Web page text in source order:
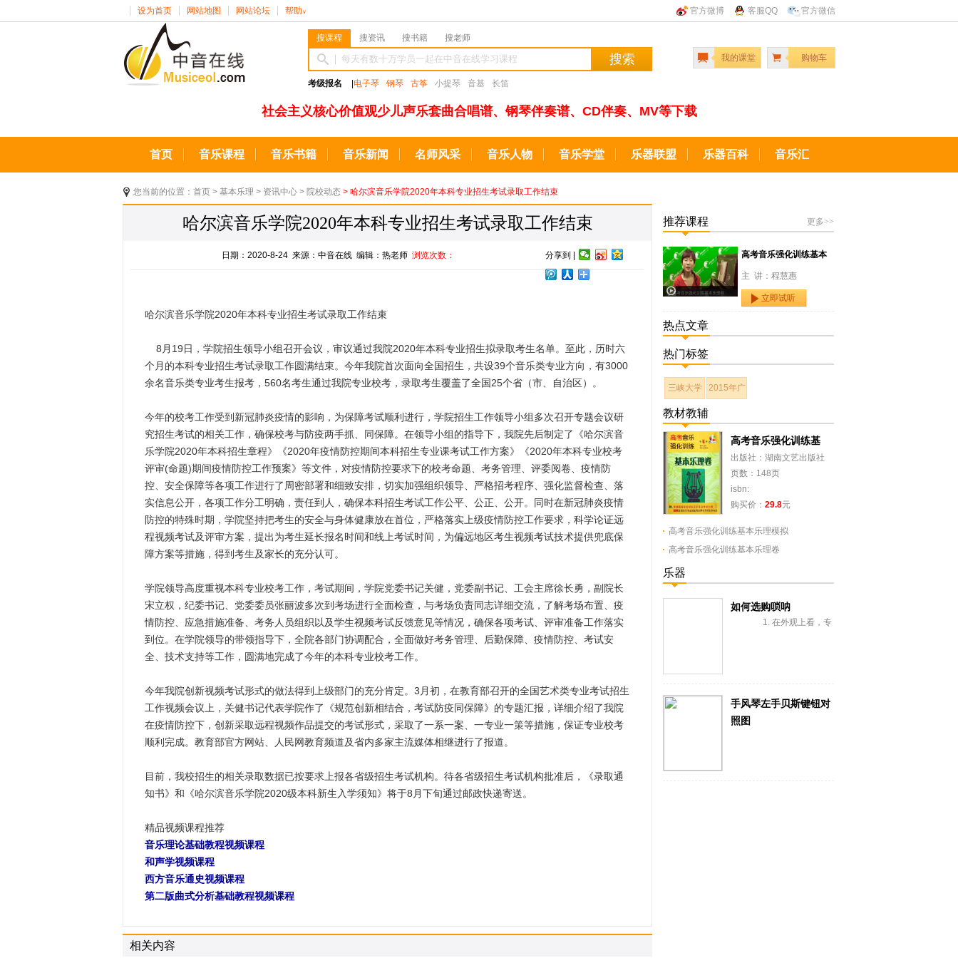
官方微博 客服QQ 官方微信
设为首页 网站地图 网站论坛 帮助 ∨
搜课程 搜资讯 搜书籍 搜老师
搜索
考级报名 电子琴 钢琴 古筝 小提琴 音基 长笛
我的课堂 购物车
社会主义核心价值观少儿声乐套曲合唱谱、钢琴伴奏谱、CD伴奏、MV等下载
首页 音乐课程 音乐书籍 音乐新闻 名师风采 音乐人物 音乐学堂 乐器联盟 乐器百科 音乐汇
您当前的位置： 首页 > 基本乐理 > 资讯中心 > 院校动态 > 哈尔滨音乐学院2020年本科专业招生考试录取工作结束
哈尔滨音乐学院2020年本科专业招生考试录取工作结束
分享到 |
日期：2020-8-24 来源：中音在线 编辑：热老师 浏览次数：
哈尔滨音乐学院2020年本科专业招生考试录取工作结束
8月19日，学院招生领导小组召开会议，审议通过我院2020年本科专业招生拟录取考生名单。至此，历时六
个月的本科专业招生考试录取工作圆满结束。今年我院首次面向全国招生，共设39个音乐类专业方向，有3000
余名音乐类专业考生报考，560名考生通过我院专业校考，录取考生覆盖了全国25个省（市、自治区）。
今年的校考工作受到新冠肺炎疫情的影响，为保障考试顺利进行，学院招生工作领导小组多次召开专题会议研
究招生考试的相关工作，确保校考与防疫两手抓、同保障。在领导小组的指导下，我院先后制定了《哈尔滨音
乐学院2020年本科招生章程》《2020年疫情防控期间本科招生专业课考试工作方案》《2020年本科专业校考
评审(命题)期间疫情防控工作预案》等文件，对疫情防控要求下的校考命题、考务管理、评委阅卷、疫情防
控、安全保障等各项工作进行了周密部署和细致安排，切实加强组织领导、严格招考程序、强化监督检查、落
实信息公开，各项工作分工明确，责任到人，确保本科招生考试工作公平、公正、公开。同时在新冠肺炎疫情
防控的特殊时期，学院坚持把考生的安全与身体健康放在首位，严格落实上级疫情防控工作要求，科学论证远
程视频考试及评审方案，提出为考生延长报名时间和线上考试时间，为偏远地区考生视频考试技术提供兜底保
障方案等措施，得到考生及家长的充分认可。
学院领导高度重视本科专业校考工作，考试期间，学院党委书记关健，党委副书记、工会主席徐长勇，副院长
宋立权，纪委书记、党委委员张丽波多次到考场进行全面检查，与考场负责同志详细交流，了解考场布置、疫
情防控、应急措施准备、考务人员组织以及学生视频考试反馈意见等情况，确保各项考试、评审准备工作落实
到位。在学院领导的带领指导下，全院各部门协调配合，全面做好考务管理、后勤保障、疫情防控、考试安
全、技术支持等工作，圆满地完成了今年的本科专业校考工作。
今年我院创新视频考试形式的做法得到上级部门的充分肯定。3月初，在教育部召开的全国艺术类专业考试招生
工作视频会议上，关健书记代表学院作了《规范创新相结合，考试防疫同保障》的专题汇报，详细介绍了我院
在疫情防控下，创新采取远程视频作品提交的考试形式，采取了一系一案、一专业一策等措施，保证专业校考
顺利完成。教育部官方网站、人民网教育频道及省内多家主流媒体相继进行了报道。
目前，我校招生的相关录取数据已按要求上报各省级招生考试机构。待各省级招生考试机构批准后，《录取通
知书》和《哈尔滨音乐学院2020级本科新生入学须知》将于8月下旬通过邮政快递寄送。
精品视频课程推荐
音乐理论基础教程视频课程
和声学视频课程
西方音乐通史视频课程
第二版曲式分析基础教程视频课程
相关内容
更多>>
推荐课程
高考音乐强化训练基本
主 讲：程慧惠
立即试听
热点文章
热门标签
三峡大学 2015年广
教材教辅
高考音乐强化训练基
出版社：湖南文艺出版社
页数：148页
isbn:
购买价： 29.8元
高考音乐强化训练基本乐理模拟
高考音乐强化训练基本乐理卷
乐器
如何选购唢呐
1. 在外观上看，专
手风琴左手贝斯键钮对
照图
...